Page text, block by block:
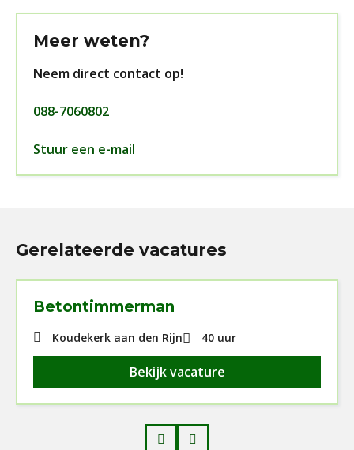
Meer weten?
Neem direct contact op!
088-7060802
Stuur een e-mail
Gerelateerde vacatures
Betontimmerman
Koudekerk aan den Rijn 40 uur
Bekijk vacature
Prev